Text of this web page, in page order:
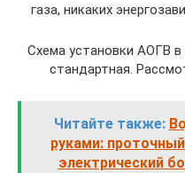
газа, никаких
Схема установки АОГВ
стандартная.
Читайте также:
руками:
электрический